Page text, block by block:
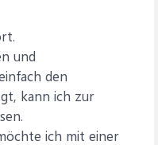
und
den
kann ich zur
ich mit einer